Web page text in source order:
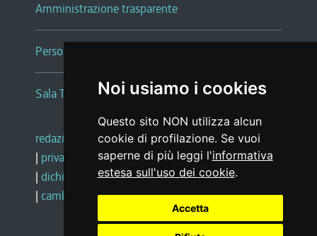
Noi usiamo i cookies
Questo sito NON utilizza alcun
cookie di profilazione. Se vuoi
saperne di più leggi l'informativa
estesa sull'uso dei cookie.
Accetta
Amministrazione trasparente
Persone e Uffici
Sala Tiziano Tessitori
redazione web |note legali |glossario
| privacy
social media policy
| dichiarazione di accessibilità |feedback
| cambio preferenze cookie